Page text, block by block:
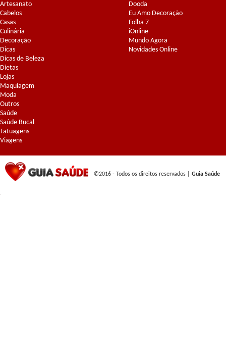
Artesanato
Cabelos
Casas
Culinária
Decoração
Dicas
Dicas de Beleza
Dietas
Lojas
Maquiagem
Moda
Outros
Saúde
Saúde Bucal
Tatuagens
Viagens
Dooda
Eu Amo Decoração
Folha 7
iOnline
Mundo Agora
Novidades Online
©2016 - Todos os direitos reservados | Guia Saúde